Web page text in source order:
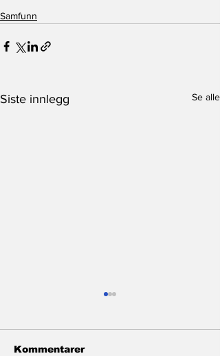
Samfunn
Siste innlegg Se alle
Kommentarer